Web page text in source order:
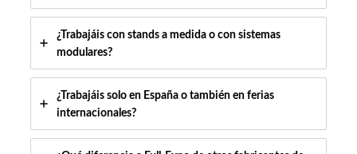
¿Trabajáis con stands a medida o con sistemas
modulares?
¿Trabajáis solo en España o también en ferias
internacionales?